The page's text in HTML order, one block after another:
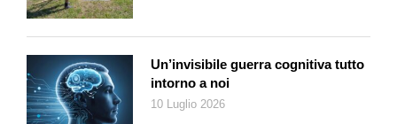
dato vita alla società Handy System, ditta che offre
accessibilità al computer, controllo d’ambiente e tanti altri
settori alle persone con disabilità o anziane. Ci tiene comunque
a precisare che all’ATTE, come anche alla Filanda di
Mendrisio, gli incontri ai quali partecipa come consulente lo
Un’invisibile guerra cognitiva tutto
intorno a noi
10 Luglio 2026